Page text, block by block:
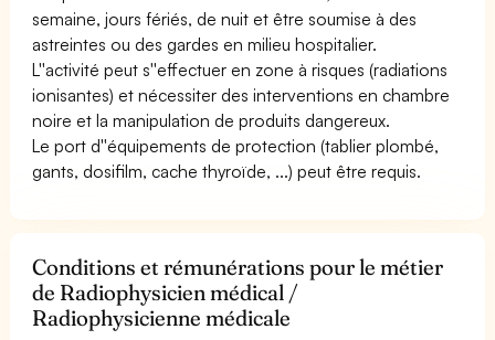
semaine, jours fériés, de nuit et être soumise à des
astreintes ou des gardes en milieu hospitalier.
L''activité peut s''effectuer en zone à risques (radiations
ionisantes) et nécessiter des interventions en chambre
noire et la manipulation de produits dangereux.
Le port d''équipements de protection (tablier plombé,
gants, dosifilm, cache thyroïde, ...) peut être requis.
Conditions et rémunérations pour le métier
de Radiophysicien médical /
Radiophysicienne médicale